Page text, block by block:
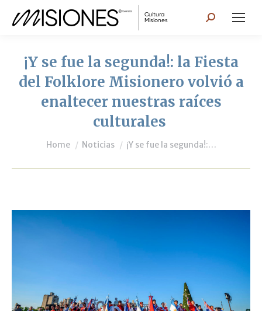
Search:
¡Y se fue la segunda!: la Fiesta
del Folklore Misionero volvió a
enaltecer nuestras raíces
culturales
You are here:
Home Noticias ¡Y se fue la segunda!:…